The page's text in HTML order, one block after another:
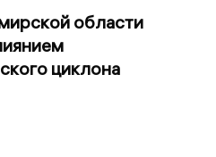
области
циклона